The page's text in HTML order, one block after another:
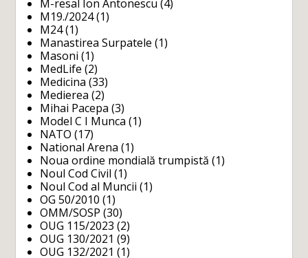
M-resal Ion Antonescu (4)
M19./2024(1)
M24(1)
Manastirea Surpatele (1)
Masoni (1)
MedLife (2)
Medicina (33)
Medierea (2)
Mihai Pacepa (3)
Model C I Munca (1)
NATO (17)
National Arena (1)
Noua ordine mondială trumpistă (1)
Noul Cod Civil (1)
Noul Cod al Muncii (1)
OG 50/2010 (1)
OMM/SOSP (30)
OUG 115/2023 (2)
OUG 130/2021 (9)
OUG 132/2021 (1)